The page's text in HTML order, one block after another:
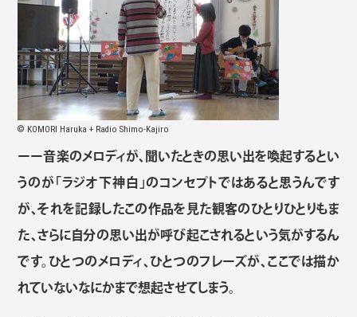
© KOMORI Haruka + Radio Shimo-Kajiro
ーー音楽のメロディが、聞いたときの思い出を喚起するとい
うのが「ラジオ下神白」のコンセプトではあると思うんです
が、それを記録したこの作品を見た観客のひとりひとりもま
た、さらに自分の思い出が呼び起こされるという気がするん
です。ひとつのメロディ、ひとつのフレーズが、ここでは描か
れていないなにかまで想起させてしまう。